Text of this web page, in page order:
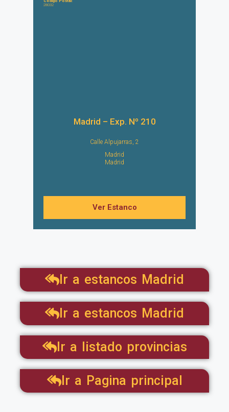
28032
Madrid – Exp. Nº 210
Calle Alpujarras, 2
Madrid
Madrid
Ver Estanco
Ir a estancos Madrid
Ir a estancos Madrid
Ir a listado provincias
Ir a Pagina principal